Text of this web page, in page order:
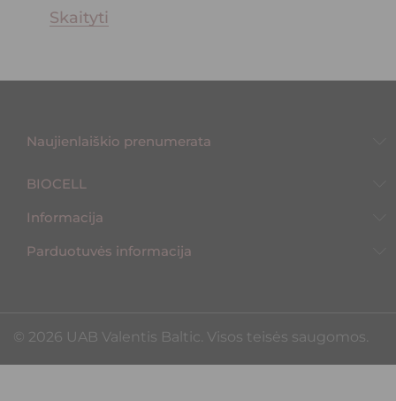
Skaityti
Naujienlaiškio prenumerata
BIOCELL
Informacija
Parduotuvės informacija
©️ 2026 UAB Valentis Baltic. Visos teisės saugomos.